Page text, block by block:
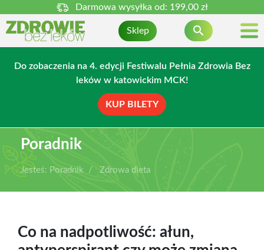
Darmowa wysyłka od: 199,00 zł
Sklep 
Do zobaczenia na 4. edycji Festiwalu Pełnia Zdrowia Bez
leków w katowickim MCK!
KUP BILETY
Poradnik
Jesteś: Poradnik Zdrowa dieta
Co na nadpotliwość: ałun,